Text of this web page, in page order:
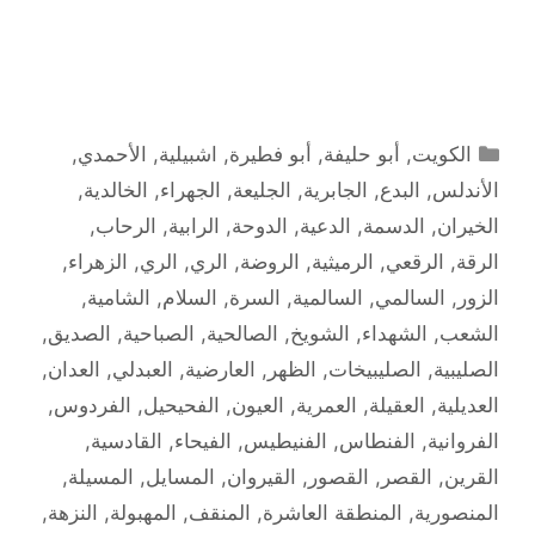
التصنيفات
الكويت, أبو حليفة, أبو فطيرة, اشبيلية, الأحمدي,
الأندلس, البدع, الجابرية, الجليعة, الجهراء, الخالدية,
الخيران, الدسمة, الدعية, الدوحة, الرابية, الرحاب,
الرقة, الرقعي, الرميثية, الروضة, الري, الري, الزهراء,
الزور , السالمي, السالمية, السرة, السلام, الشامية,
الشعب, الشهداء, الشويخ, الصالحية, الصباحية, الصديق,
الصليبية, الصليبيخات, الظهر , العارضية, العبدلي, العدان,
العديلية, العقيلة, العمرية, العيون, الفحيحيل, الفردوس,
الفروانية, الفنطاس, الفنيطيس, الفيحاء, القادسية,
القرين, القصر , القصور , القيروان, المسايل, المسيلة,
المنصورية, المنطقة العاشرة, المنقف, المهبولة, النزهة,